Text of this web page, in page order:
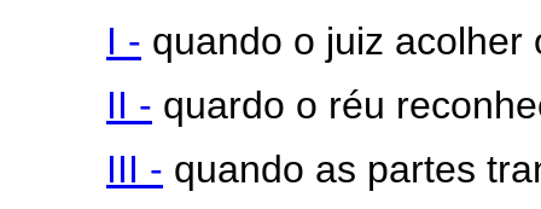
I - quando o juiz acolher
II - quardo o réu
III - quando as partes